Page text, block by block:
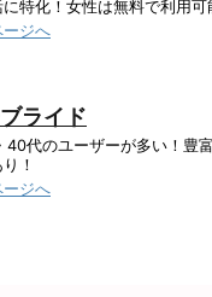
特化！女性は無料で利用可
ージへ
ライド
40代のユーザーが多い！豊
！
ージへ